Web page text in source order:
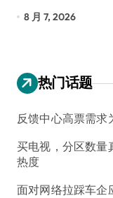
8 月 7, 2026
热门话题
反馈中心高票需求
买电视，分区数量
热度
面对网络拉踩车企